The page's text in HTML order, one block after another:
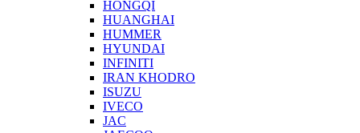
HONGQI
HUANGHAI
HUMMER
HYUNDAI
INFINITI
IRAN KHODRO
ISUZU
IVECO
JAC